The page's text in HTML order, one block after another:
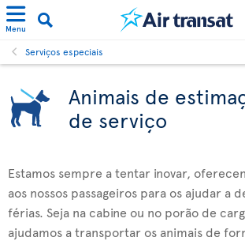
Menu
Serviços especiais
Animais de
de serviço
Estamos sempre a tentar inovar,
aos nossos passageiros para os ajudar a
férias. Seja na cabine ou no porão de
ajudamos a transportar os animais de